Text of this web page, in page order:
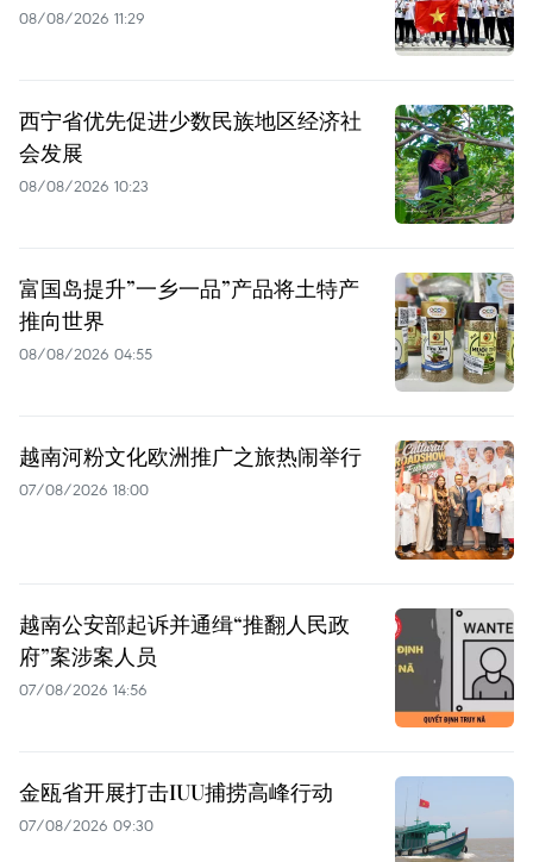
08/08/2026 11:29
西宁省优先促进少数民族地区经济社
会发展
08/08/2026 10:23
富国岛提升”一乡一品”产品将土特产
推向世界
08/08/2026 04:55
越南河粉文化欧洲推广之旅热闹举行
07/08/2026 18:00
越南公安部起诉并通缉“推翻人民政
府”案涉案人员
07/08/2026 14:56
金瓯省开展打击IUU捕捞高峰行动
07/08/2026 09:30